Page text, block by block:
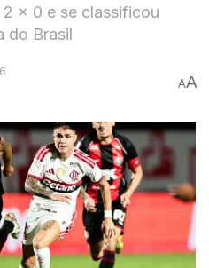
x 0 e se classificou
do Brasil
AA